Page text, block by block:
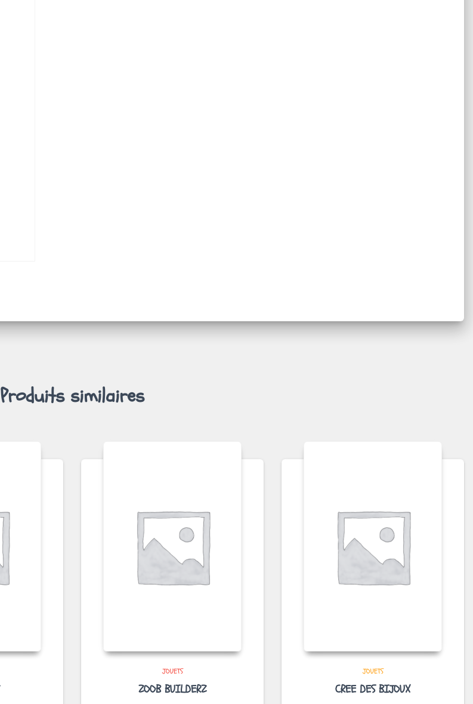
Produits similaires
JOUETS
ZOOB BUILDERZ
JOUETS
CREE DES BIJOUX